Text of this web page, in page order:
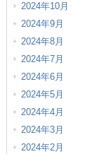
2024年10月
2024年9月
2024年8月
2024年7月
2024年6月
2024年5月
2024年4月
2024年3月
2024年2月